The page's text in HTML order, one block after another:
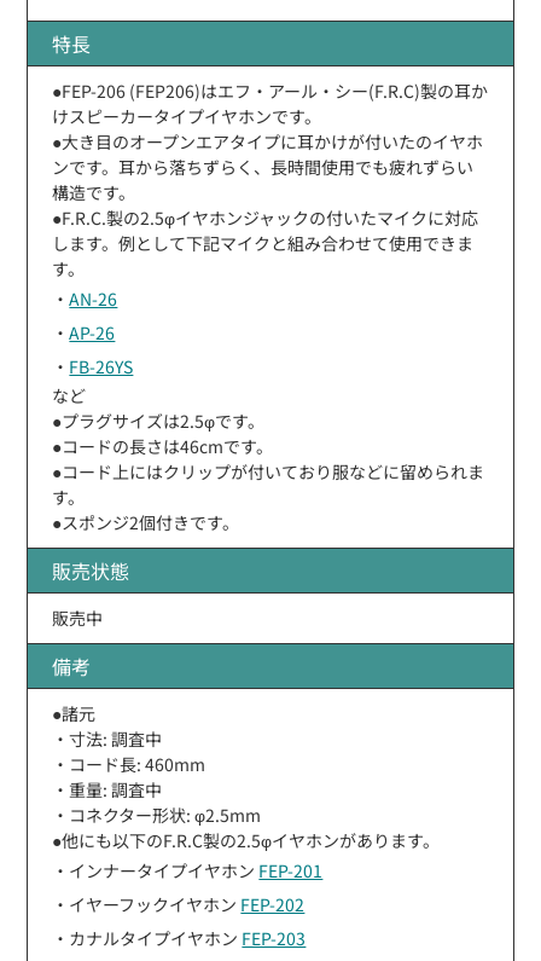
特長
●FEP-206 (FEP206)はエフ・アール・シー(F.R.C)製の耳か
けスピーカータイプイヤホンです。
●大き目のオープンエアタイプに耳かけが付いたのイヤホ
ンです。耳から落ちずらく、長時間使用でも疲れずらい
構造です。
●F.R.C.製の2.5φイヤホンジャックの付いたマイクに対応
します。例として下記マイクと組み合わせて使用できま
す。
・AN-26
・AP-26
・ FB-26YS
など
●プラグサイズは2.5φです。
●コードの長さは46cmです。
●コード上にはクリップが付いており服などに留められま
す。
●スポンジ2個付きです。
販売状態
販売中
備考
●諸元
・寸法: 調査中
・コード長: 460mm
・重量: 調査中
・コネクター形状: φ2.5mm
●他にも以下のF.R.C製の2.5φイヤホンがあります。
・インナータイプイヤホン FEP-201
・イヤーフックイヤホン FEP-202
・カナルタイプイヤホン FEP-203